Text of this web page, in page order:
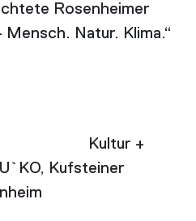
Rosenheimer
Natur. Klima.“
+
Kufsteiner